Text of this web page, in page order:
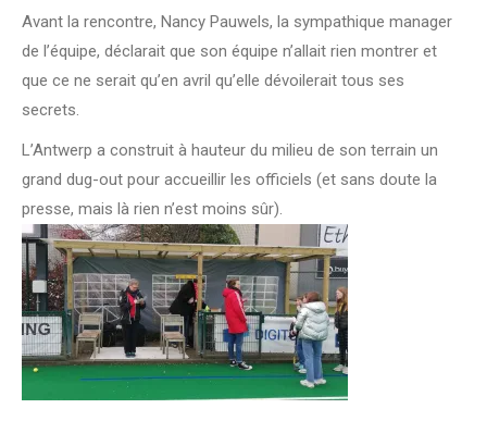
Avant la rencontre, Nancy Pauwels, la sympathique manager
de l’équipe, déclarait que son équipe n’allait rien montrer et
que ce ne serait qu’en avril qu’elle dévoilerait tous ses
secrets.
L’Antwerp a construit à hauteur du milieu de son terrain un
grand dug-out pour accueillir les officiels (et sans doute la
presse, mais là rien n’est moins sûr).